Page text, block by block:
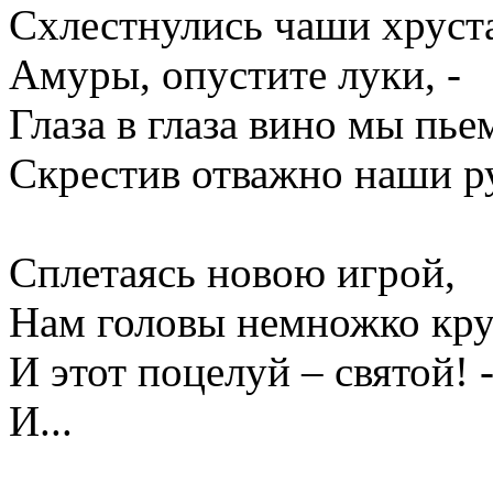
Схлестнулись чаши
Амуры, опустите луки, -
Глаза в глаза вино мы
Скрестив отважно наши
Сплетаясь новою игрой,
Нам головы немножко
И этот поцелуй – святой! -
И...